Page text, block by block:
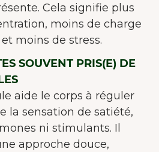
Cela signifie plus
moins de charge
moins de stress.
SOUVENT PRIS(E) DE
aide le corps à réguler
la sensation de satiété,
ni stimulants. Il
approche douce,